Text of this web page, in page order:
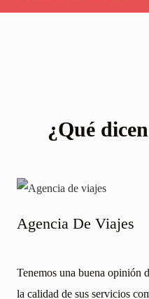
¿Qué
Avex Vietnam Travel tanto
por sus precios razonables.